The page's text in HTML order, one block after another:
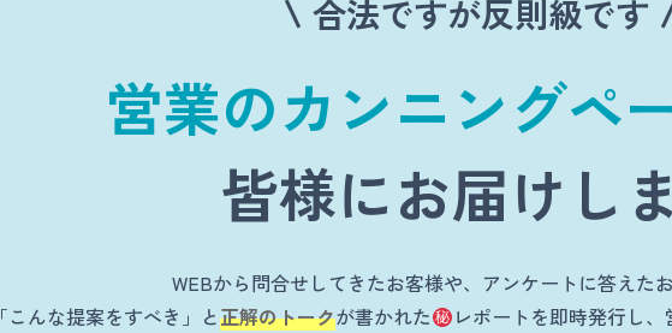
合法ですが反則級です
営業のカンニングペ
皆様にお届けし
WEBから問合せしてきたお客様や、アンケートに答えた
「こんな提案をすべき」と正解のトークが書かれた
レポートを即時発行し、